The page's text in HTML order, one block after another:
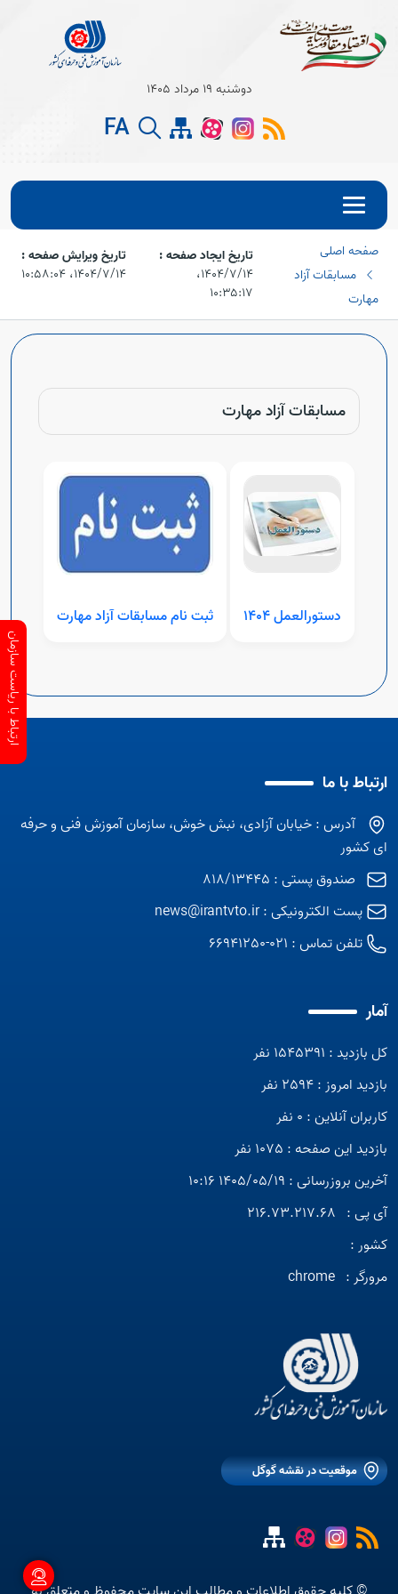
Open
Open
Open
Open
دوشنبه 19 مرداد 1405
FA
صفحه اصلی
مسابقات آزاد
مهارت
تاریخ ایجاد صفحه :
۱۴۰۴/۷/۱۴،‏
۱۰:۳۵:۱۷
تاریخ ویرایش صفحه :
۱۴۰۴/۷/۱۴،‏ ۱۰:۵۸:۰۴
مسابقات آزاد مهارت
دستورالعمل 1404 ثبت نام مسابقات آزاد مهارت
ارتباط با ما
آدرس : خیابان آزادی، نبش خوش، سازمان آموزش فنی و حرفه
ای کشور
صندوق پستی : 818/13445
پست الکترونیکی :news@irantvto.ir
تلفن تماس : 021-66941250
آمار
کل بازدید : 1545391 نفر
بازدید امروز : 2594 نفر
کاربران آنلاین : 0 نفر
بازدید این صفحه : 1075 نفر
آخرین بروزرسانی : 1405/05/19 10:16
آی پی : 216.73.217.68
کشور :
مرورگر : chrome
موقعیت در نقشه گوگل
ارتباط با ریاست سازمان